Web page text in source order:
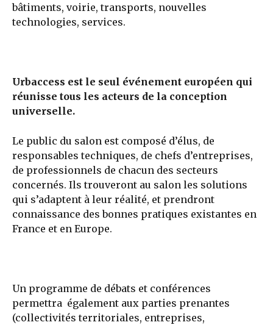
bâtiments, voirie, transports, nouvelles
technologies, services.
Urbaccess est le seul événement européen qui
réunisse tous les acteurs de la conception
universelle.
Le public du salon est composé d’élus, de
responsables techniques, de chefs d’entreprises,
de professionnels de chacun des secteurs
concernés. Ils trouveront au salon les solutions
qui s’adaptent à leur réalité, et prendront
connaissance des bonnes pratiques existantes en
France et en Europe.
Un programme de débats et conférences
permettra également aux parties prenantes
(collectivités territoriales, entreprises,